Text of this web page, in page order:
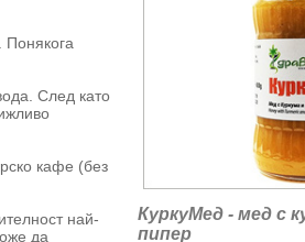
Понякога
След като
кафе (без
най-
да
КуркуМед - мед с
пипер